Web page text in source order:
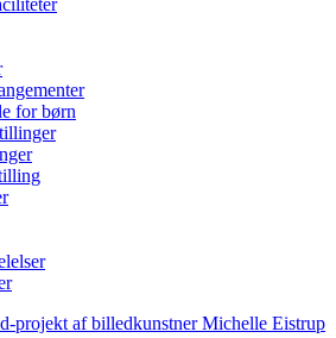
for børn
projekt af billedkunstner Michelle Eistrup